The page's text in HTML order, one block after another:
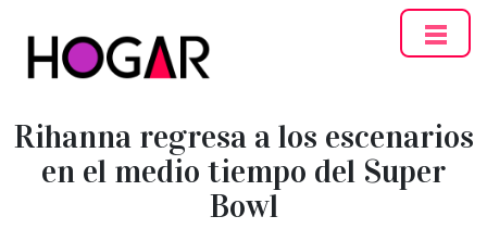
Rihanna regresa a los escenarios
en el medio tiempo del Super
Bowl